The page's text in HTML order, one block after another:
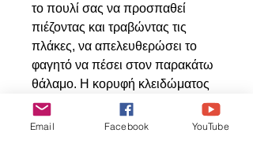
το πουλί σας να προσπαθεί
πιέζοντας και τραβώντας τις
πλάκες, να απελευθερώσει το
φαγητό να πέσει στον παρακάτω
θάλαμο. Η κορυφή κλειδώματος
επιτρέπει την εύκολη
επαναπλήρωση. Συνιστούμε αυτό
Email Facebook YouTube